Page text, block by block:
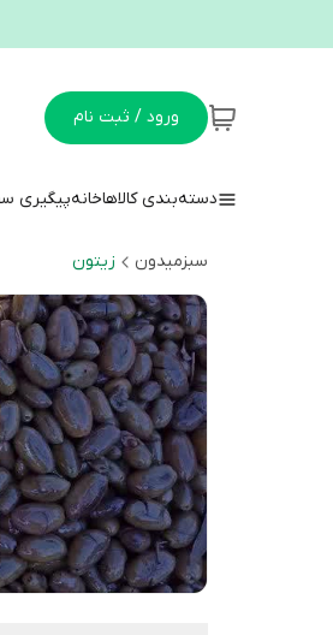
ورود / ثبت نام
دسته‌بندی کالاهاخانهپیگیری
سبزمیدون زیتون